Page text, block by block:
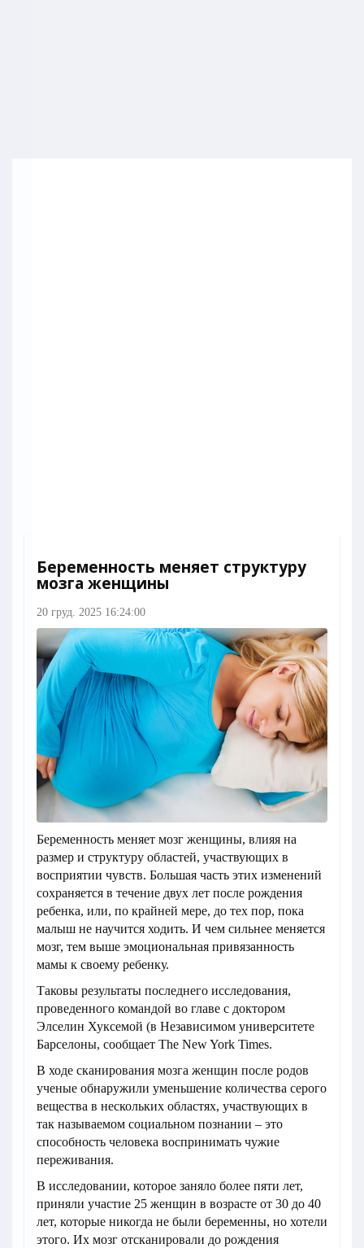
Беременность меняет структуру
мозга женщины
20 груд. 2025 16:24:00
Беременность меняет мозг женщины, влияя на
размер и структуру областей, участвующих в
восприятии чувств. Большая часть этих изменений
сохраняется в течение двух лет после рождения
ребенка, или, по крайней мере, до тех пор, пока
малыш не научится ходить. И чем сильнее меняется
мозг, тем выше эмоциональная привязанность
мамы к своему ребенку.
Таковы результаты последнего исследования,
проведенного командой во главе с доктором
Элселин Хуксемой (в Независимом университете
Барселоны, сообщает The New York Times.
В ходе сканирования мозга женщин после родов
ученые обнаружили уменьшение количества серого
вещества в нескольких областях, участвующих в
так называемом социальном познании – это
способность человека воспринимать чужие
переживания.
В исследовании, которое заняло более пяти лет,
приняли участие 25 женщин в возрасте от 30 до 40
лет, которые никогда не были беременны, но хотели
этого. Их мозг отсканировали до рождения